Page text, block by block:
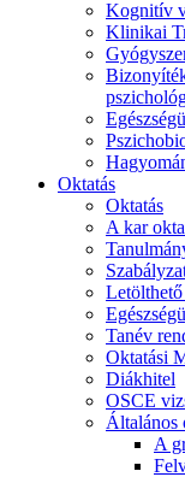
Kognitív
Klinikai
Oktatás
Oktatás
A kar
Tanév
Oktatási
Diákhitel
OSCE
Általános
A